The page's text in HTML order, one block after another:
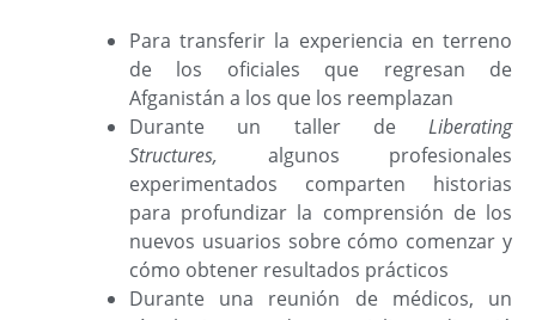
Para transferir la experiencia en terreno
de los oficiales que regresan de
Afganistán a los que los reemplazan
Durante un taller de Liberating
Structures, algunos profesionales
experimentados comparten historias
para profundizar la comprensión de los
nuevos usuarios sobre cómo comenzar y
cómo obtener resultados prácticos
Durante una reunión de médicos, un